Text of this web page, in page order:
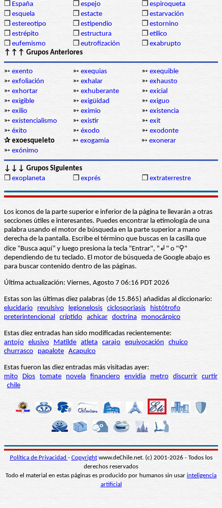
❒ España ❒ espejo ❒ espiroqueta
❒ esquela ❒ estacte ❒ estarvación
❒ estereotipo ❒ estipendio ❒ estornino
❒ estrépito ❒ estructura ❒ etílico
❒ eufemismo ❒ eutrofización ❒ exabrupto
↑↑↑ Grupos Anteriores
➳ exento ➳ exequias ➳ exequible
➳ exfoliación ➳ exhalar ➳ exhausto
➳ exhortar ➳ exhuberante ➳ exicial
➳ exigible ➳ exigüidad ➳ exiguo
➳ exilio ➳ eximio ➳ existencia
➳ existencialismo ➳ existir ➳ exit
➳ éxito ➳ éxodo ➳ exodonte
✰ exoesqueleto
➳ exogamia ➳ exonerar
➳ exónimo
↓↓↓ Grupos Siguientes
❒ exoplaneta ❒ exprés ❒ extraterrestre
Los iconos de la parte superior e inferior de la página te llevarán a otras
secciones útiles e interesantes. Puedes encontrar la etimología de una
palabra usando el motor de búsqueda en la parte superior a mano
derecha de la pantalla. Escribe el término que buscas en la casilla que
dice “Busca aquí” y luego presiona la tecla "Entrar", "↲" o "⚲"
dependiendo de tu teclado. El motor de búsqueda de Google abajo es
para buscar contenido dentro de las páginas.
Última actualización: Viernes, Agosto 7 06:16 PDT 2026
Estas son las últimas diez palabras (de 15.865) añadidas al diccionario:
elucidario
revulsivo legionelosis ciclosporiasis
histótrofo
preterintencional críptido achicar doctrina monocárpico
Estas diez entradas han sido modificadas recientemente:
antojo elusivo Matilde atleta carajo equivocación
chuico
churrasco
papalote Acapulco
Estas fueron las diez entradas más visitadas ayer:
mito
Dios tomate novela financiero envidia metro discurrir curtir
chile
Política de Privacidad - Copyrightwww.deChile.net. (c) 2001-2026 - Todos los
derechos reservados
Todo el material en estas páginas es producido por humanos sin usar inteligencia
artificial